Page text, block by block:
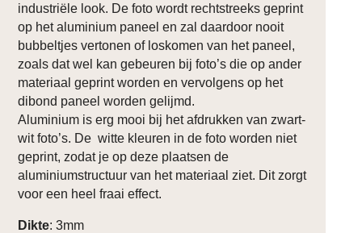
industriële look. De foto wordt rechtstreeks geprint
op het aluminium paneel en zal daardoor nooit
bubbeltjes vertonen of loskomen van het paneel,
zoals dat wel kan gebeuren bij foto’s die op ander
materiaal geprint worden en vervolgens op het
dibond paneel worden gelijmd.
Aluminium is erg mooi bij het afdrukken van zwart-
wit foto’s. De witte kleuren in de foto worden niet
geprint, zodat je op deze plaatsen de
aluminiumstructuur van het materiaal ziet. Dit zorgt
voor een heel fraai effect.
Dikte: 3mm